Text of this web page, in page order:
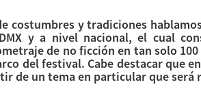
costumbres y tradiciones
y a nivel nacional, el cual
de no ficción en tan solo
del festival. Cabe destacar que
de un tema en particular que